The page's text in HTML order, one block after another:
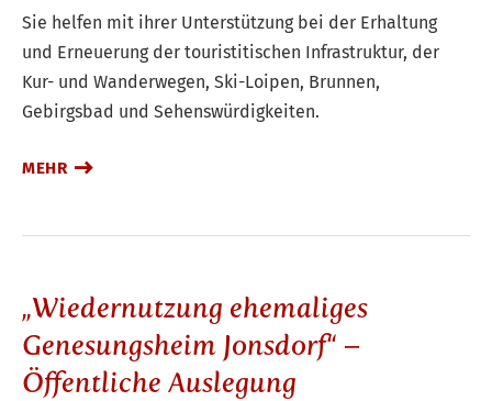
Sie helfen mit ihrer Unterstützung bei der Erhaltung
und Erneuerung der touristitischen Infrastruktur, der
Kur- und Wanderwegen, Ski-Loipen, Brunnen,
Gebirgsbad und Sehenswürdigkeiten.
MEHR
„Wiedernutzung ehemaliges
Genesungsheim Jonsdorf“ –
Öffentliche Auslegung